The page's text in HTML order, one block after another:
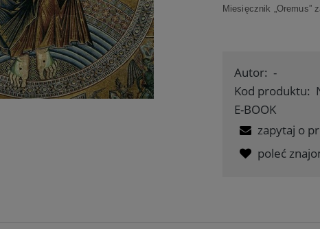
Miesięcznik
Autor: -
Kod produktu:
E-BOOK
zapytaj o
poleć